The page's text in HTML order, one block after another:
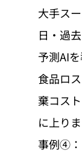
大手ス
日・過
予測AIを
食品ロ
棄コス
に上りま
事例④：